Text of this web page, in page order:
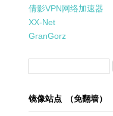
倩影VPN网络加速器
XX-Net
GranGorz
镜像站点 （免翻墙）